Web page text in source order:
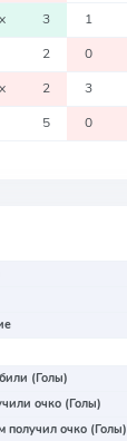
3 1
2 0
2 3
5 0
(Голы)
очко (Голы)
получил очко (Голы)